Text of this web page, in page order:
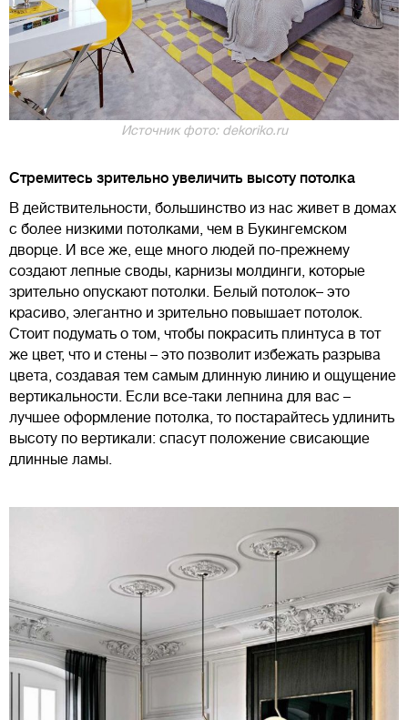
Источник фото: dekoriko.ru
Стремитесь зрительно увеличить высоту потолка
В действительности, большинство из нас живет в домах
с более низкими потолками, чем в Букингемском
дворце. И все же, еще много людей по-прежнему
создают лепные своды, карнизы молдинги, которые
зрительно опускают потолки. Белый потолок– это
красиво, элегантно и зрительно повышает потолок.
Стоит подумать о том, чтобы покрасить плинтуса в тот
же цвет, что и стены – это позволит избежать разрыва
цвета, создавая тем самым длинную линию и ощущение
вертикальности. Если все-таки лепнина для вас –
лучшее оформление потолка, то постарайтесь удлинить
высоту по вертикали: спасут положение свисающие
длинные ламы.